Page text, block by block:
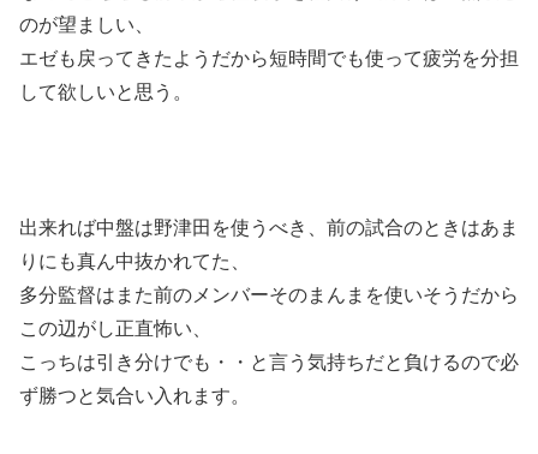
のが望ましい、
エゼも戻ってきたようだから短時間でも使って疲労を分担
して欲しいと思う。
出来れば中盤は野津田を使うべき、前の試合のときはあま
りにも真ん中抜かれてた、
多分監督はまた前のメンバーそのまんまを使いそうだから
この辺がし正直怖い、
こっちは引き分けでも・・と言う気持ちだと負けるので必
ず勝つと気合い入れます。